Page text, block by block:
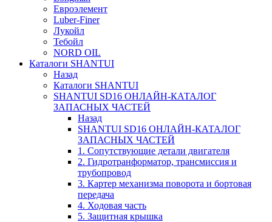
Евроэлемент
Luber-Finer
Лукойл
Тебойл
NORD OIL
Каталоги SHANTUI
Назад
Каталоги SHANTUI
SHANTUI SD16 ОНЛАЙН-КАТАЛОГ
ЗАПАСНЫХ ЧАСТЕЙ
Назад
SHANTUI SD16 ОНЛАЙН-КАТАЛОГ
ЗАПАСНЫХ ЧАСТЕЙ
1. Сопутствующие детали двигателя
2. Гидротранформатор, трансмиссия и
трубопровод
3. Картер механизма поворота и бортовая
передача
4. Ходовая часть
5. Защитная крышка